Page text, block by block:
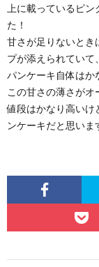
上に載っているピ
た！
甘さが足りないとき
プが添えられていて
パンケーキ自体はか
この甘さの薄さがオ
値段はかなり高いけ
ンケーキだと思いま